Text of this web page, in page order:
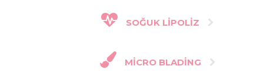
SOĞUK LIPOLIZ
MICRO BLADING